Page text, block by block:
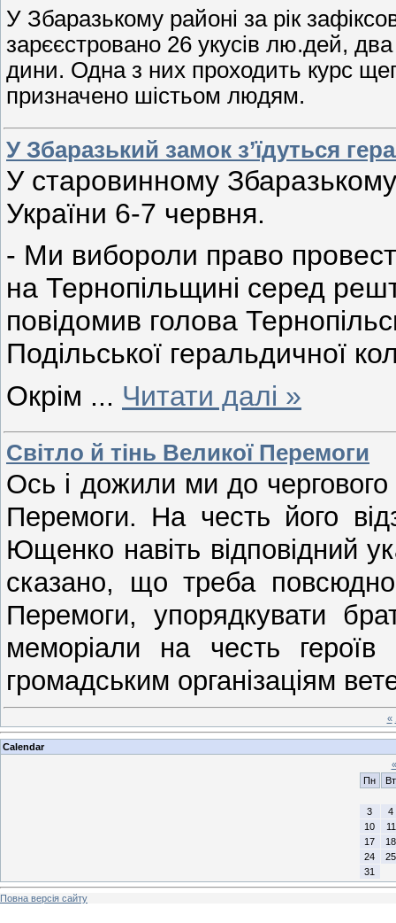
У Збаразькому районі за рік
зарєєстровано 26 укусів лю.дей,
дини. Одна з них проходить курс
призначено шістьом людям.
У Збаразький замок з’їдуться
У старовинному
України 6-7 червня.
- Ми вибороли право
на Тернопільщині серед
повідомив голова
Подільської геральдичної
Окрім ... Читати далі »
Свiтло й тiнь Великої Перемоги
Ось і дожили ми до
Перемоги. На честь його
Ющенко навіть відповідний
сказано, що треба
Перемоги, упорядкувати
меморіали на честь героїв
громадським організаціям
«
Calendar
«
Пн
Вт
3
4
10
11
17
18
24
25
31
Повна версія сайту